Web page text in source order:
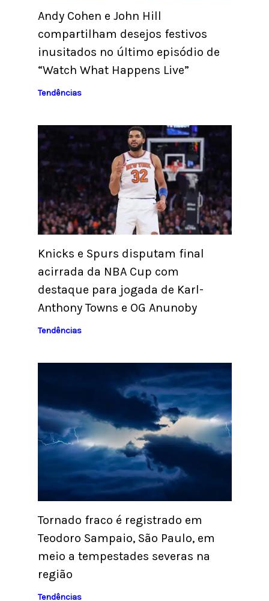
Andy Cohen e John Hill
compartilham desejos festivos
inusitados no último episódio de
“Watch What Happens Live”
Tendências
Knicks e Spurs disputam final
acirrada da NBA Cup com
destaque para jogada de Karl-
Anthony Towns e OG Anunoby
Tendências
Tornado fraco é registrado em
Teodoro Sampaio, São Paulo, em
meio a tempestades severas na
região
Tendências